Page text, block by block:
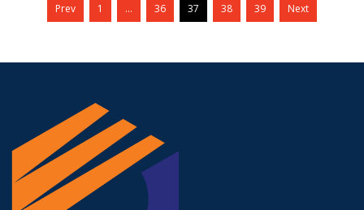
Prev 1 … 36 37 38 39 Next